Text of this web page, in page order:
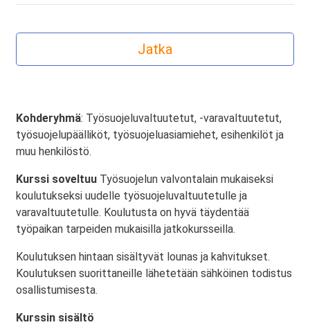
Kohderyhmä: Työsuojeluvaltuutetut, -varavaltuutetut,
työsuojelupäälliköt, työsuojeluasiamiehet, esihenkilöt ja
muu henkilöstö.
Kurssi soveltuu Työsuojelun valvontalain mukaiseksi
koulutukseksi uudelle työsuojeluvaltuutetulle ja
varavaltuutetulle. Koulutusta on hyvä täydentää
työpaikan tarpeiden mukaisilla jatkokursseilla.
Koulutuksen hintaan sisältyvät lounas ja kahvitukset.
Koulutuksen suorittaneille lähetetään sähköinen todistus
osallistumisesta.
Kurssin sisältö